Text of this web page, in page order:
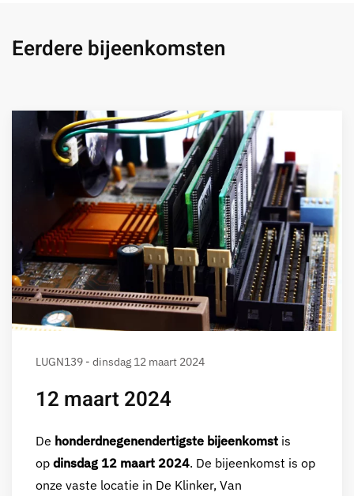
Eerdere bijeenkomsten
LUGN139 - dinsdag 12 maart 2024
12 maart 2024
De honderdnegenendertigste bijeenkomst is
op dinsdag 12 maart 2024. De bijeenkomst is op
onze vaste locatie in De Klinker, Van